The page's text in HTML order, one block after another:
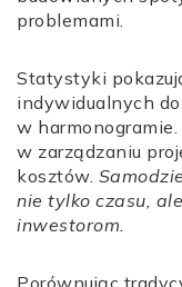
problemami.
Statystyki
indywidualnych
w
w zarządzaniu
kosztów.
nie tylko czasu,
inwestorom.
Porównując